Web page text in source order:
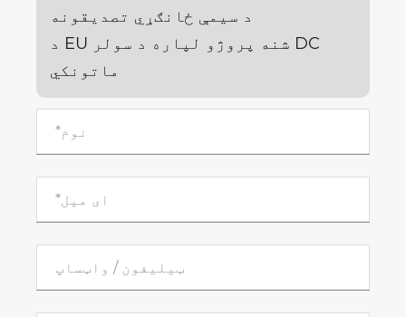
د سیمې ځانګړي تصدیقونه
د EU شنه پروژو لپاره د سولر DC
ماتونکي